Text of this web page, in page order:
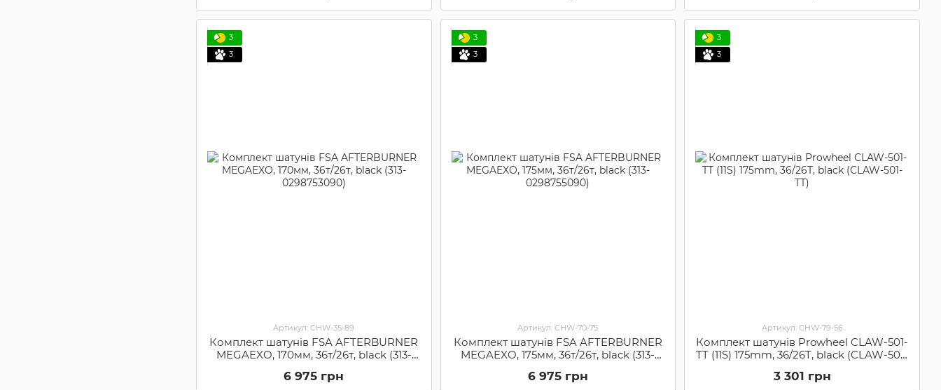
3
3
Артикул: CHW-35-89
Комплект шатунів FSA AFTERBURNER
MEGAEXO, 170мм, 36т/26т, black (313-
6 975 грн
3
3
Артикул: CHW-70-75
Комплект шатунів FSA AFTERBURNER
MEGAEXO, 175мм, 36т/26т, black (313-
6 975 грн
3
3
Артикул: CHW-79-56
Комплект шатунів Prowheel CLAW-501-
TT (11S) 175mm, 36/26T, black (CLAW-501-
3 301 грн